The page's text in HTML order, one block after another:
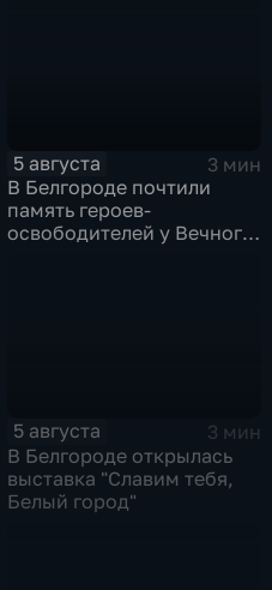
5 августа
3 мин
В Белгороде почтили
память героев-
освободителей у Вечного
5 августа
3 мин
В Белгороде открылась
выставка "Славим тебя,
Белый город"